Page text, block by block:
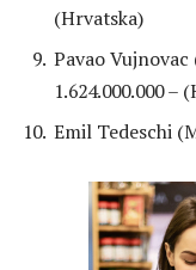
(Hrvatska)
Pavao
1.624.000.000 –
Emil Tedeschi